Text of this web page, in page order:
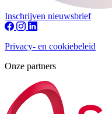
Inschrijven nieuwsbrief
Privacy- en cookiebeleid
Onze partners